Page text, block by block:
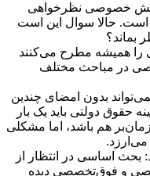
بخش خصوصی نظرخواهی
است. حالا سوال این است
بماند؟
را همیشه مطرح می‌کنند
در مباحث مختلف
بدون امضای چندین
حقوق دولتی باید یک بار
هم باشد، اما مشکلی
می‌ارزد.
اساسی در انتظار از
و فوق‌تخصصی دیده